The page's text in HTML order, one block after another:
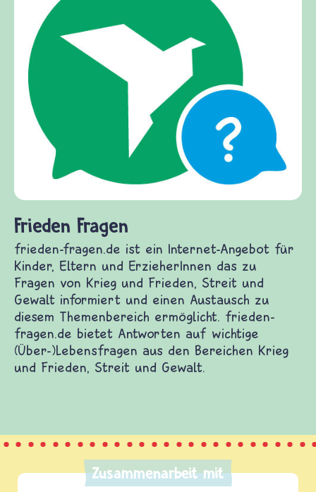
Frieden Fragen
frieden-fragen.de ist ein Internet-Angebot für
Kinder, Eltern und ErzieherInnen das zu
Fragen von Krieg und Frieden, Streit und
Gewalt informiert und einen Austausch zu
diesem Themenbereich ermöglicht. frieden-
fragen.de bietet Antworten auf wichtige
(Über-)Lebensfragen aus den Bereichen Krieg
und Frieden, Streit und Gewalt.
Zusammenarbeit mit